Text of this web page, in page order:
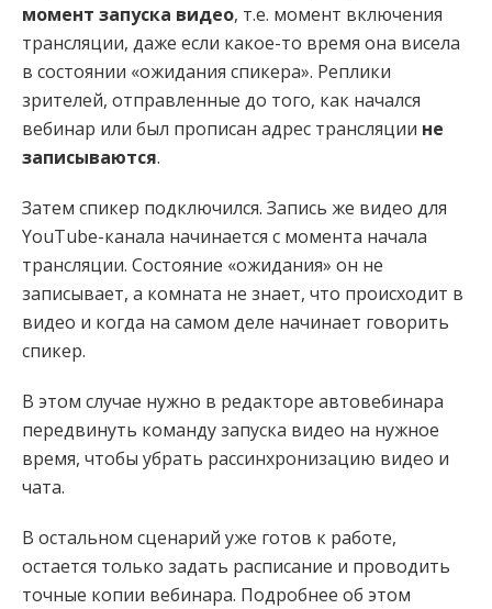
момент запуска видео, т.е. момент включения
трансляции, даже если какое-то время она висела
в состоянии «ожидания спикера». Реплики
зрителей, отправленные до того, как начался
вебинар или был прописан адрес трансляции не
записываются.
Затем спикер подключился. Запись же видео для
YouTube-канала начинается с момента начала
трансляции. Состояние «ожидания» он не
записывает, а комната не знает, что происходит в
видео и когда на самом деле начинает говорить
спикер.
В этом случае нужно в редакторе автовебинара
передвинуть команду запуска видео на нужное
время, чтобы убрать рассинхронизацию видео и
чата.
В остальном сценарий уже готов к работе,
остается только задать расписание и проводить
точные копии вебинара. Подробнее об этом